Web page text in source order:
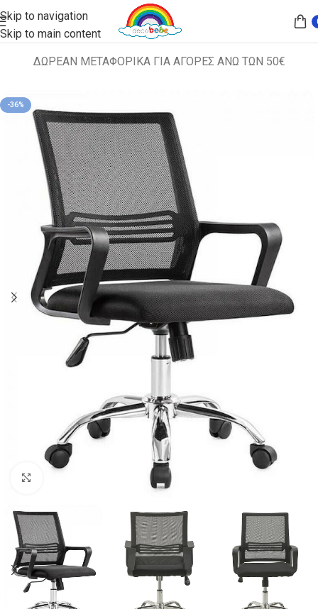
Skip to navigation
Skip to main content
ΔΩΡΕΑΝ ΜΕΤΑΦΟΡΙΚΑ ΓΙΑ ΑΓΟΡΕΣ ΑΝΩ ΤΩΝ 50€
Αρχική σελίδα ΔΙΑΦΟΡΑ
-36%